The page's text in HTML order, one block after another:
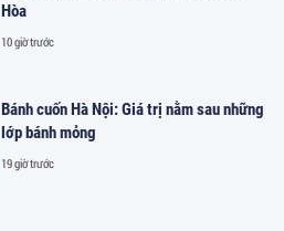
Hòa
10 giờ trước
Bánh cuốn Hà Nội: Giá trị nằm sau những
lớp bánh mỏng
19 giờ trước